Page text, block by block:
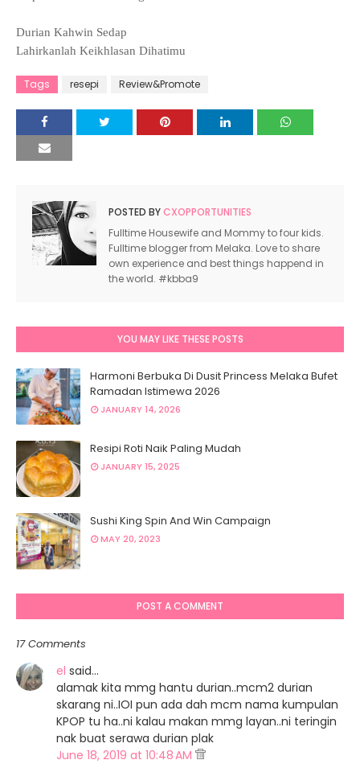
Durian Kahwin Sedap
Lahirkanlah Keikhlasan Dihatimu
Tags resepi Review&Promote
POSTED BYCXOPPORTUNITIES
Fulltime Housewife and Mommy to four kids.
Fulltime blogger from Melaka. Love to share
own experience and best things happend in
the world. #kbba9
YOU MAY LIKE THESE POSTS
Harmoni Berbuka Di Dusit Princess Melaka Bufet
Ramadan Istimewa 2026
JANUARY 14, 2026
Resipi Roti Naik Paling Mudah
JANUARY 15, 2025
Sushi King Spin And Win Campaign
MAY 20, 2023
POST A COMMENT
17 Comments
el said…
alamak kita mmg hantu durian..mcm2 durian
skarang ni..IOI pun ada dah mcm nama kumpulan
KPOP tu ha..ni kalau makan mmg layan..ni teringin
nak buat serawa durian plak
June 18, 2019 at 10:48 AM